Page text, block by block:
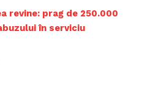
revine: prag de 250.000
în serviciu